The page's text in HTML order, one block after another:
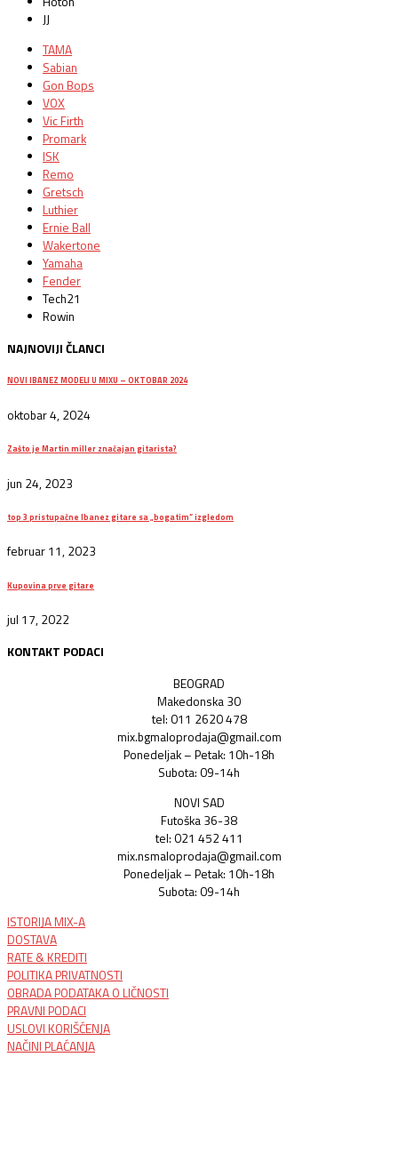
JJ
TAMA
Sabian
Gon Bops
VOX
Vic Firth
Promark
ISK
Remo
Gretsch
Luthier
Ernie Ball
Wakertone
Yamaha
Fender
Tech21
Rowin
NAJNOVIJI ČLANCI
NOVI IBANEZ MODELI U MIXU – OKTOBAR 2024
oktobar 4, 2024
Zašto je Martin miller značajan gitarista?
jun 24, 2023
top 3 pristupačne Ibanez gitare sa „bogatim“ izgledom
februar 11, 2023
Kupovina prve gitare
jul 17, 2022
KONTAKT PODACI
BEOGRAD
Makedonska 30
tel: 011 2620 478
mix.bgmaloprodaja@gmail.com
Ponedeljak – Petak: 10h-18h
Subota: 09-14h
NOVI SAD
Futoška 36-38
tel: 021 452 411
mix.nsmaloprodaja@gmail.com
Ponedeljak – Petak: 10h-18h
Subota: 09-14h
ISTORIJA MIX-A
DOSTAVA
RATE & KREDITI
POLITIKA PRIVATNOSTI
OBRADA PODATAKA O LIČNOSTI
PRAVNI PODACI
USLOVI KORIŠĆENJA
NAČINI PLAĆANJA